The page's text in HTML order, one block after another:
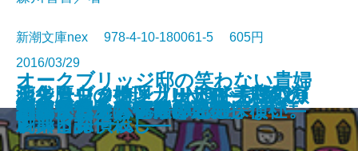
池袋カジノ特区 UNOで七億取り
返せ同盟 II―グラン・コン編―
青の数学
王の厨房―僕僕先生 零―
ハルコナ
砕け散るところを見せてあげる
オークブリッジ邸の笑わない貴婦
人2―後輩メイドと窓下のお嬢様
―
御手洗潔の追憶
生存賭博
スクールカースト殺人教室
トリモノート
新潮文庫nex 978-4-10-180061-5 605円
2016/03/29
小さいおじさん
渦森今日子は宇宙に期待しない。
シャーロック・ノートII―試験と
古典と探偵殺し―
天久鷹央の推理カルテIV―悲恋の
シンドローム―
謎好き乙女と偽りの恋心
誘拐サーカス―大神兄弟探偵社―
汚れた赤を恋と呼ぶんだ
月桃夜
恋よりブタカン！～池谷美咲の演
劇部日誌～
創薬探偵から祝福を